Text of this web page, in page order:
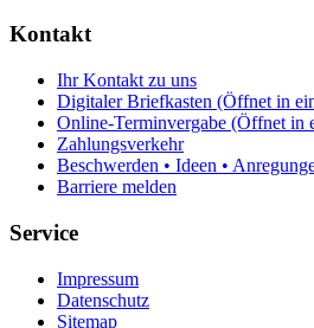
Kontakt
Ihr Kontakt zu uns
Digitaler Briefkasten (Öffnet in
Online-Terminvergabe (Öffnet in
Zahlungsverkehr
Beschwerden • Ideen •
Barriere melden
Service
Impressum
Datenschutz
Sitemap